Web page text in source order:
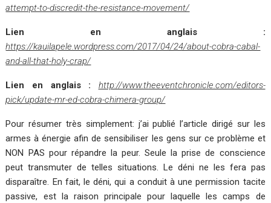
attempt-to-discredit-the-resistance-movement/
Lien en anglais :
https://kauilapele.wordpress.com/2017/04/24/about-cobra-cabal-
and-all-that-holy-crap/
Lien en anglais : http://www.theeventchronicle.com/editors-
pick/update-mr-ed-cobra-chimera-group/
Pour résumer très simplement: j’ai publié l’article dirigé sur les
armes à énergie afin de sensibiliser les gens sur ce problème et
NON PAS pour répandre la peur. Seule la prise de conscience
peut transmuter de telles situations. Le déni ne les fera pas
disparaître. En fait, le déni, qui a conduit à une permission tacite
passive, est la raison principale pour laquelle les camps de